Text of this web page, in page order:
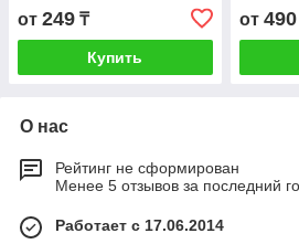
от 249 ₸
Купить
от 490
О нас
Рейтинг не сформирован
Менее 5 отзывов за последний
Работает с 17.06.2014